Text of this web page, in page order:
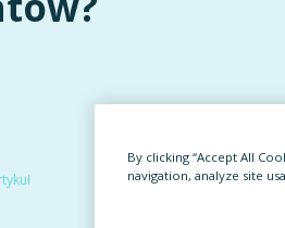
By clicking “Accept All
navigation, analyze site